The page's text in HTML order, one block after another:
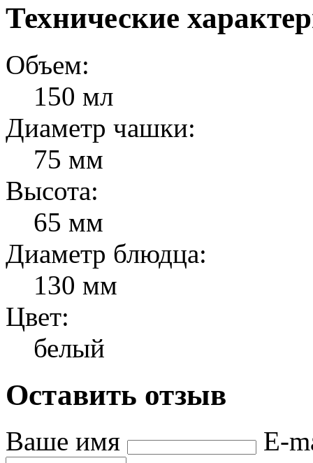
Технические
Объем:
150 мл
Диаметр чашки:
75 мм
Высота:
65 мм
Диаметр блюдца:
130 мм
Цвет:
белый
Оставить отзыв
Ваше имя E-